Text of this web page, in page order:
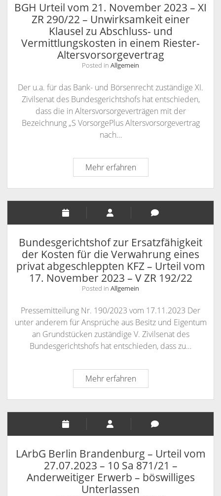
INFORMATIONEN
KONTAKT
SPRECHZEITEN
VOLLMACHT
WIDERRUFSBELEHRUNG BEI FERNABSATZVERTRÄGEN
RECHTSANWALT NILS PÜTZ
RECHTSANWÄLTIN VERONIKA KLENK
SCHULUNGSANGEBOTE
ARBEITSRECHT FÜR PERSONALDISPONENTEN
RECHTLICHES UPDATE FÜR AUSBILDER
RECHTSSICHER IM INTERNET – WETTBEWERBSRECHT,
ARKENRECHT
SOCIAL MEDIA UND RECHT
URHEBERRECHT, LIZENZRECHT, ÄUSSERUNGSRECHT, P
ERSÖNLICHKEITSRECHT
BGH Urteil vom 21. November 2023 – XI
ZR 290/22 – Unwirksamkeit einer
Klausel zu Abschluss- und
Vermittlungskosten in einem Riester-
Altersvorsorgevertrag
Posted in Allgemein
Der u.a. für das Bank- und Börsenrecht zuständige XI.
Zivilsenat des Bundesgerichtshofs hat entschieden,
dass die in Altersvorsorgeverträgen mit der
Bezeichnung „S VorsorgePlus Altersvorsorgevertrag
nach…
Mehr erfahrenBGH
Urteil
vom
21.
November
2023
–
XI
ZR
290/22
–
einer
Klausel
zu
Abschluss-
Vermittlungskosten
in
Altersvorsorgevertrag
Bundesgerichtshof zur Ersatzfähigkeit
der Kosten für die Verwahrung eines
privat abgeschleppten KFZ – Urteil vom
17. November 2023 – V ZR 192/22
Posted in Allgemein
Pressemitteilung Nr. 190/2023 vom 17.11.2023 Der
unter anderem für Ansprüche aus Besitz und Eigentum
an Grundstücken zuständige V. Zivilsenat des
Bundesgerichtshofs hat entschieden, dass zu…
Mehr erfahrenBundesgerichtshof
zur
Ersatzfähigkeit
der
Kosten
für
die
Verwahrung
eines
privat
LArbG Berlin Brandenburg – Urteil vom
27.07.2023 – 10 Sa 871/21 –
Anderweitiger Erwerb – böswilliges
Unterlassen